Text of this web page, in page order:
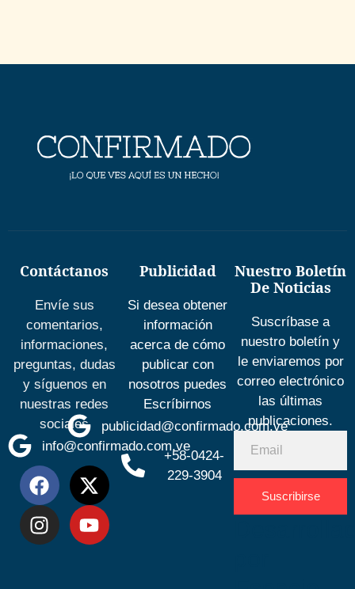
Contáctanos
Envíe sus
comentarios,
informaciones,
preguntas, dudas
y síguenos en
nuestras redes
sociales
info@confirmado.com.ve
Publicidad
Si desea obtener
información
acerca de cómo
publicar con
nosotros puedes
Escríbirnos
publicidad@confirmado.com.ve
+58-0424-
229-3904
Nuestro Boletín
De Noticias
Suscríbase a
nuestro boletín y
le enviaremos por
correo electrónico
las últimas
publicaciones.
Suscribirse